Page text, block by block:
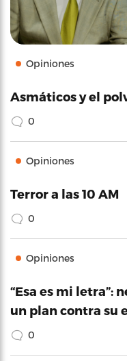
Opiniones
Asmáticos y el
0
Opiniones
Terror a las 10 AM
0
Opiniones
“Esa es mi letra”:
un plan contra su
0